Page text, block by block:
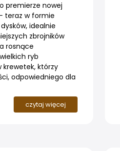
premierze nowej
teraz w formie
idealnie
zbrojników
rosnące
ryb
którzy
odpowiedniego dla
czytaj więcej